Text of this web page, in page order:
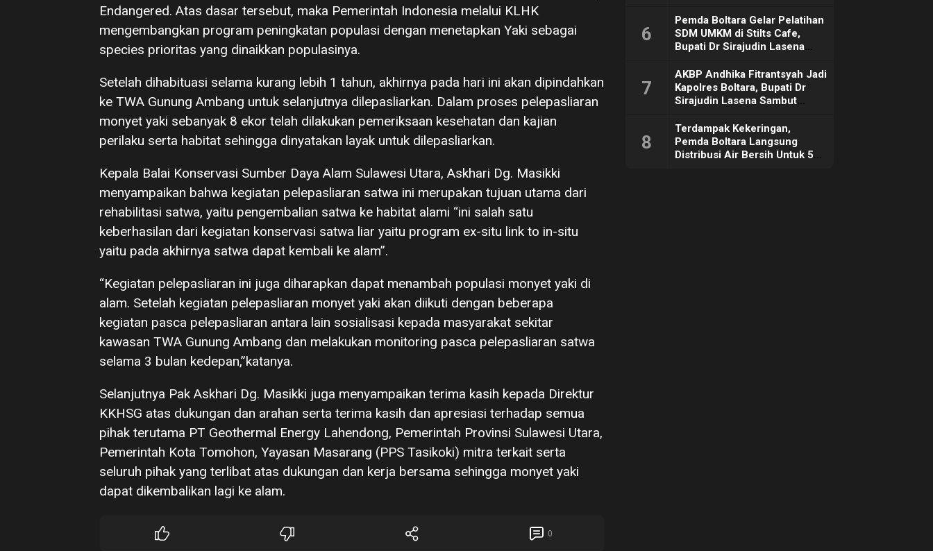
Endangered. Atas dasar tersebut, maka Pemerintah Indonesia melalui KLHK
mengembangkan program peningkatan populasi dengan menetapkan Yaki sebagai
species prioritas yang dinaikkan populasinya.
Setelah dihabituasi selama kurang lebih 1 tahun, akhirnya pada hari ini akan dipindahkan
ke TWA Gunung Ambang untuk selanjutnya dilepasliarkan. Dalam proses pelepasliaran
monyet yaki sebanyak 8 ekor telah dilakukan pemeriksaan kesehatan dan kajian
perilaku serta habitat sehingga dinyatakan layak untuk dilepasliarkan.
Kepala Balai Konservasi Sumber Daya Alam Sulawesi Utara, Askhari Dg. Masikki
menyampaikan bahwa kegiatan pelepasliaran satwa ini merupakan tujuan utama dari
rehabilitasi satwa, yaitu pengembalian satwa ke habitat alami “ini salah satu
keberhasilan dari kegiatan konservasi satwa liar yaitu program ex-situ link to in-situ
yaitu pada akhirnya satwa dapat kembali ke alam”.
“Kegiatan pelepasliaran ini juga diharapkan dapat menambah populasi monyet yaki di
alam. Setelah kegiatan pelepasliaran monyet yaki akan diikuti dengan beberapa
kegiatan pasca pelepasliaran antara lain sosialisasi kepada masyarakat sekitar
kawasan TWA Gunung Ambang dan melakukan monitoring pasca pelepasliaran satwa
selama 3 bulan kedepan,”katanya.
Selanjutnya Pak Askhari Dg. Masikki juga menyampaikan terima kasih kepada Direktur
KKHSG atas dukungan dan arahan serta terima kasih dan apresiasi terhadap semua
pihak terutama PT Geothermal Energy Lahendong, Pemerintah Provinsi Sulawesi Utara,
Pemerintah Kota Tomohon, Yayasan Masarang (PPS Tasikoki) mitra terkait serta
seluruh pihak yang terlibat atas dukungan dan kerja bersama sehingga monyet yaki
dapat dikembalikan lagi ke alam.
0
6
Pemda Boltara Gelar Pelatihan
SDM UMKM di Stilts Cafe,
Bupati Dr Sirajudin Lasena
Dorong Ekonomi Daerah
7
AKBP Andhika Fitrantsyah Jadi
Kapolres Boltara, Bupati Dr
Sirajudin Lasena Sambut
8
Terdampak Kekeringan,
Pemda Boltara Langsung
Distribusi Air Bersih Untuk 50